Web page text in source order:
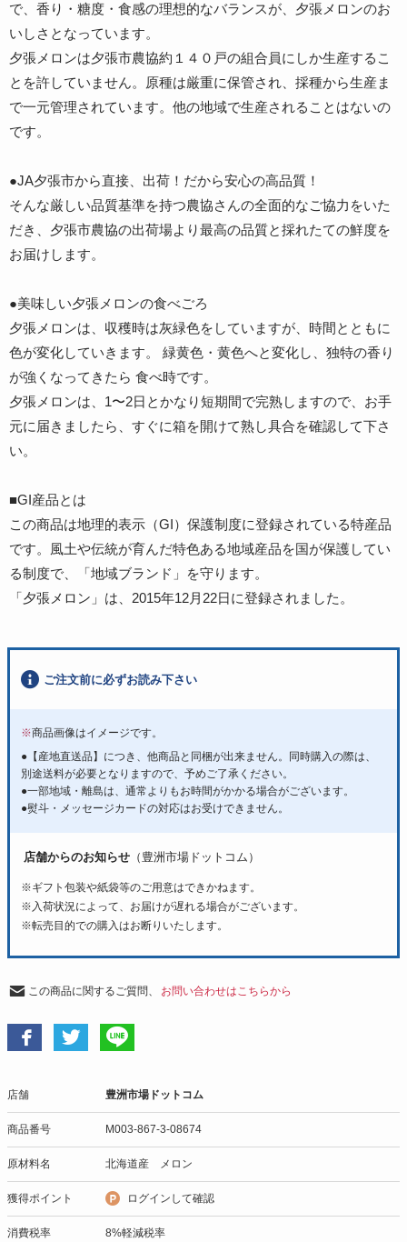
で、香り・糖度・食感の理想的なバランスが、夕張メロンのお
いしさとなっています。
夕張メロンは夕張市農協約１４０戸の組合員にしか生産するこ
とを許していません。原種は厳重に保管され、採種から生産ま
で一元管理されています。他の地域で生産されることはないの
です。
●JA夕張市から直接、出荷！だから安心の高品質！
そんな厳しい品質基準を持つ農協さんの全面的なご協力をいた
だき、夕張市農協の出荷場より最高の品質と採れたての鮮度を
お届けします。
●美味しい夕張メロンの食べごろ
夕張メロンは、収穫時は灰緑色をしていますが、時間とともに
色が変化していきます。 緑黄色・黄色へと変化し、独特の香り
が強くなってきたら 食べ時です。
夕張メロンは、1〜2日とかなり短期間で完熟しますので、お手
元に届きましたら、すぐに箱を開けて熟し具合を確認して下さ
い。
■GI産品とは
この商品は地理的表示（GI）保護制度に登録されている特産品
です。風土や伝統が育んだ特色ある地域産品を国が保護してい
る制度で、「地域ブランド」を守ります。
「夕張メロン」は、2015年12月22日に登録されました。
ご注文前に必ずお読み下さい
※商品画像はイメージです。
●【産地直送品】につき、他商品と同梱が出来ません。同時購入の際は、
別途送料が必要となりますので、予めご了承ください。
●一部地域・離島は、通常よりもお時間がかかる場合がございます。
●熨斗・メッセージカードの対応はお受けできません。
店舗からのお知らせ （豊洲市場ドットコム）
※ギフト包装や紙袋等のご用意はできかねます。
※入荷状況によって、お届けが遅れる場合がございます。
※転売目的での購入はお断りいたします。
この商品に関するご質問、 お問い合わせはこちらから
店舗 豊洲市場ドットコム
商品番号 M003-867-3-08674
原材料名 北海道産 メロン
獲得ポイント ログインして確認
消費税率 8%軽減税率